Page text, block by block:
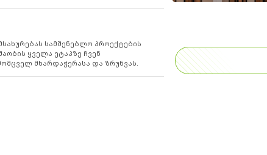
სამშენებლო პროექტების
ყველა ეტაპზე ჩვენ
მხარდაჭერასა და ზრუნვას.